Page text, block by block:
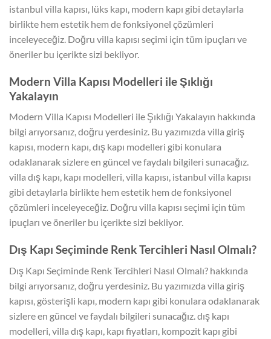
istanbul villa kapısı, lüks kapı, modern kapı gibi detaylarla
birlikte hem estetik hem de fonksiyonel çözümleri
inceleyeceğiz. Doğru villa kapısı seçimi için tüm ipuçları ve
öneriler bu içerikte sizi bekliyor.
Modern Villa Kapısı Modelleri ile Şıklığı
Yakalayın
Modern Villa Kapısı Modelleri ile Şıklığı Yakalayın hakkında
bilgi arıyorsanız, doğru yerdesiniz. Bu yazımızda villa giriş
kapısı, modern kapı, dış kapı modelleri gibi konulara
odaklanarak sizlere en güncel ve faydalı bilgileri sunacağız.
villa dış kapı, kapı modelleri, villa kapısı, istanbul villa kapısı
gibi detaylarla birlikte hem estetik hem de fonksiyonel
çözümleri inceleyeceğiz. Doğru villa kapısı seçimi için tüm
ipuçları ve öneriler bu içerikte sizi bekliyor.
Dış Kapı Seçiminde Renk Tercihleri Nasıl Olmalı?
Dış Kapı Seçiminde Renk Tercihleri Nasıl Olmalı? hakkında
bilgi arıyorsanız, doğru yerdesiniz. Bu yazımızda villa giriş
kapısı, gösterişli kapı, modern kapı gibi konulara odaklanarak
sizlere en güncel ve faydalı bilgileri sunacağız. dış kapı
modelleri, villa dış kapı, kapı fiyatları, kompozit kapı gibi